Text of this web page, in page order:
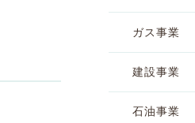
ガス事業
建設事業
石油事業